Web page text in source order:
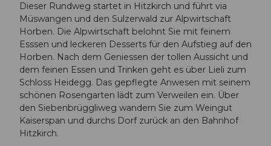
Dieser Rundweg startet in Hitzkirch und führt via
Müswangen und den Sulzerwald zur Alpwirtschaft
Horben. Die Alpwirtschaft belohnt Sie mit feinem
Esssen und leckeren Desserts für den Aufstieg auf den
Horben. Nach dem Geniessen der tollen Aussicht und
dem feinen Essen und Trinken geht es über Lieli zum
Schloss Heidegg. Das gepflegte Anwesen mit seinem
schönen Rosengarten lädt zum Verweilen ein. Über
den Siebenbrüggliweg wandern Sie zum Weingut
Kaiserspan und durchs Dorf zurück an den Bahnhof
Hitzkirch.